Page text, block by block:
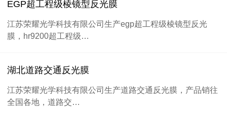
EGP超工程级棱镜型反光膜
江苏荣耀光学科技有限公司生产egp超工程级棱镜型反光
膜，hr9200超工程级…
湖北道路交通反光膜
江苏荣耀光学科技有限公司生产道路交通反光膜，产品销往
全国各地，道路交…